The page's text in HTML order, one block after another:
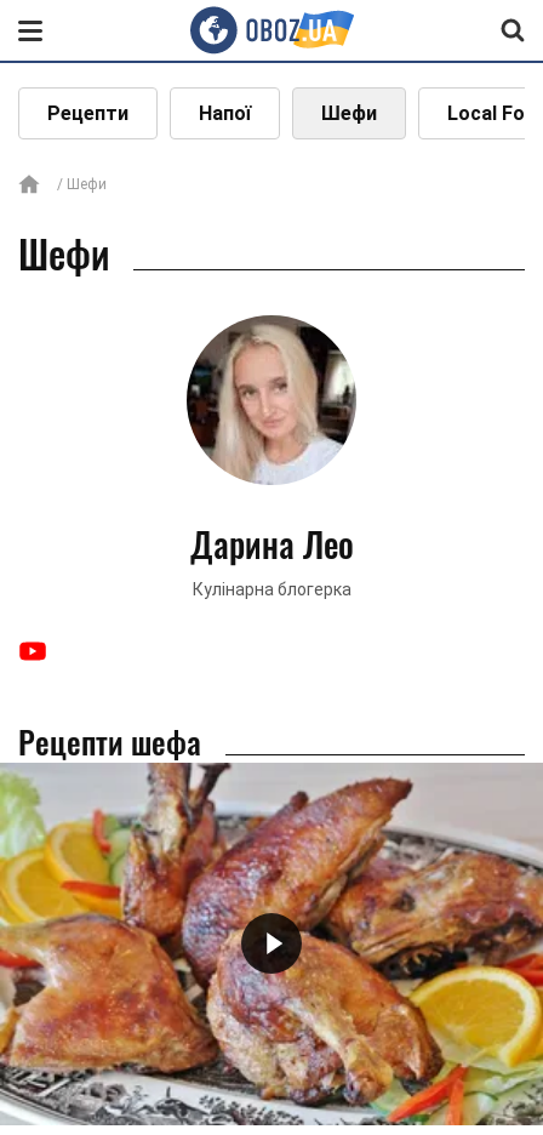
Рецепти Напої Шефи Local
Шефи
Шефи
Дарина Лео
Кулінарна блогерка
Рецепти шефа